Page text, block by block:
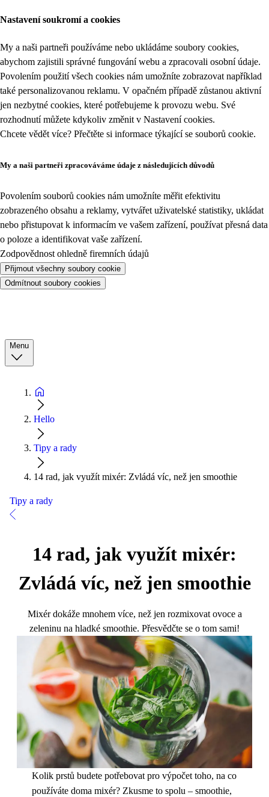
Nastavení soukromí a cookies
My a naši partneři používáme nebo ukládáme soubory cookies,
abychom zajistili správné fungování webu a zpracovali osobní údaje.
Povolením použití všech cookies nám umožníte zobrazovat například
také personalizovanou reklamu. V opačném případě zůstanou aktivní
jen nezbytné cookies, které potřebujeme k provozu webu. Své
rozhodnutí můžete kdykoliv změnit v Nastavení cookies.
Chcete vědět více? Přečtěte si informace týkající se souborů cookie.
My a naši partneři zpracováváme údaje z následujících důvodů
Povolením souborů cookies nám umožníte měřit efektivitu
zobrazeného obsahu a reklamy, vytvářet uživatelské statistiky, ukládat
nebo přistupovat k informacím ve vašem zařízení, používat přesná data
o poloze a identifikovat vaše zařízení.
Zodpovědnost ohledně firemních údajů
Přijmout všechny soubory cookie
Odmítnout soubory cookies
Menu
Hello
Tipy a rady
14 rad, jak využít mixér: Zvládá víc, než jen smoothie
Tipy a rady
14 rad, jak využít mixér:
Zvládá víc, než jen smoothie
Mixér dokáže mnohem více, než jen rozmixovat ovoce a
zeleninu na hladké smoothie. Přesvědčte se o tom sami!
Kolik prstů budete potřebovat pro výpočet toho, na co
používáte doma mixér? Zkusme to spolu – smoothie,